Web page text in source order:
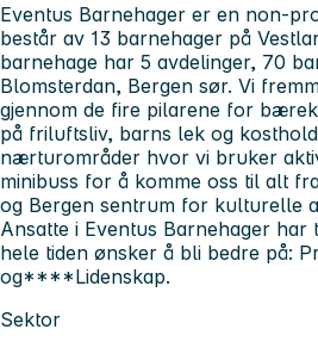
Eventus Barnehager er en non-
består av 13 barnehager på
barnehage har 5 avdelinger, 70
Blomsterdan, Bergen sør. Vi
gjennom de fire pilarene for
på friluftsliv, barns lek og
nærturområder hvor vi bruker
minibuss for å komme oss til alt
og Bergen sentrum for kulturelle
Ansatte i Eventus Barnehager
hele tiden ønsker å bli bedre på:
og****Lidenskap.
Sektor